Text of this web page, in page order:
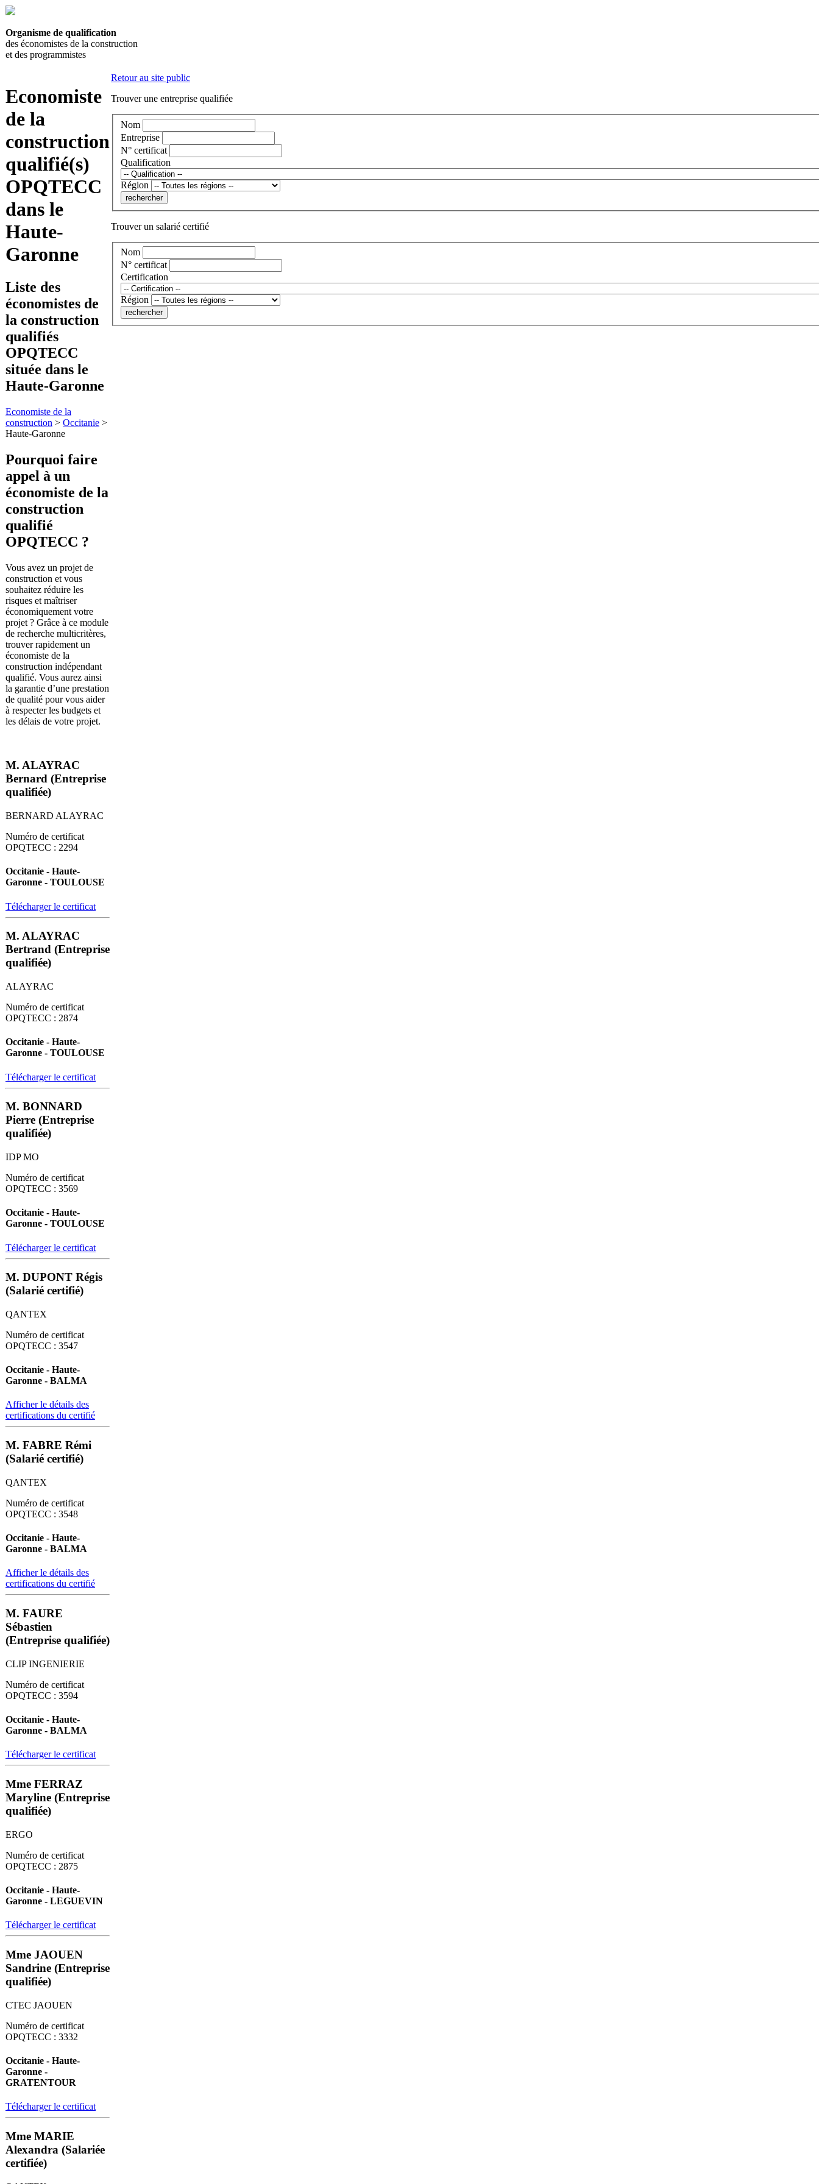
Organisme de qualification
des économistes de la construction
et des programmistes
Economiste
de la
construction
qualifié(s)
OPQTECC
dans le
Haute-
Garonne
Liste des
économistes de
la construction
qualifiés
OPQTECC
située dans le
Haute-Garonne
Economiste de la
construction > Occitanie >
Haute-Garonne
Pourquoi faire
appel à un
économiste de la
construction
qualifié
OPQTECC ?
Vous avez un projet de
construction et vous
souhaitez réduire les
risques et maîtriser
économiquement votre
projet ? Grâce à ce module
de recherche multicritères,
trouver rapidement un
économiste de la
construction indépendant
qualifié. Vous aurez ainsi
la garantie d’une prestation
de qualité pour vous aider
à respecter les budgets et
les délais de votre projet.
M. ALAYRAC
Bernard (Entreprise
qualifiée)
BERNARD ALAYRAC
Numéro de certificat
OPQTECC : 2294
Occitanie - Haute-
Garonne - TOULOUSE
Télécharger le certificat
M. ALAYRAC
Bertrand (Entreprise
qualifiée)
ALAYRAC
Numéro de certificat
OPQTECC : 2874
Occitanie - Haute-
Garonne - TOULOUSE
Télécharger le certificat
M. BONNARD
Pierre (Entreprise
qualifiée)
IDP MO
Numéro de certificat
OPQTECC : 3569
Occitanie - Haute-
Garonne - TOULOUSE
Télécharger le certificat
M. DUPONT Régis
(Salarié certifié)
QANTEX
Numéro de certificat
OPQTECC : 3547
Occitanie - Haute-
Garonne - BALMA
Afficher le détails des
certifications du certifié
M. FABRE Rémi
(Salarié certifié)
QANTEX
Numéro de certificat
OPQTECC : 3548
Occitanie - Haute-
Garonne - BALMA
Afficher le détails des
certifications du certifié
M. FAURE
Sébastien
(Entreprise qualifiée)
CLIP INGENIERIE
Numéro de certificat
OPQTECC : 3594
Occitanie - Haute-
Garonne - BALMA
Télécharger le certificat
Mme FERRAZ
Maryline (Entreprise
qualifiée)
ERGO
Numéro de certificat
OPQTECC : 2875
Occitanie - Haute-
Garonne - LEGUEVIN
Télécharger le certificat
Mme JAOUEN
Sandrine (Entreprise
qualifiée)
CTEC JAOUEN
Numéro de certificat
OPQTECC : 3332
Occitanie - Haute-
Garonne -
GRATENTOUR
Télécharger le certificat
Mme MARIE
Alexandra (Salariée
certifiée)
Retour au site public
Trouver une entreprise qualifiée
Nom
Entreprise
N° certificat
Qualification
Région
Trouver un salarié certifié
Nom
N° certificat
Certification
Région